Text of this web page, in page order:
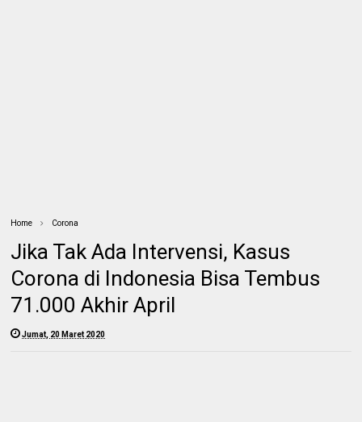
Home Corona
Jika Tak Ada Intervensi, Kasus
Corona di Indonesia Bisa Tembus
71.000 Akhir April
Jumat, 20 Maret 2020